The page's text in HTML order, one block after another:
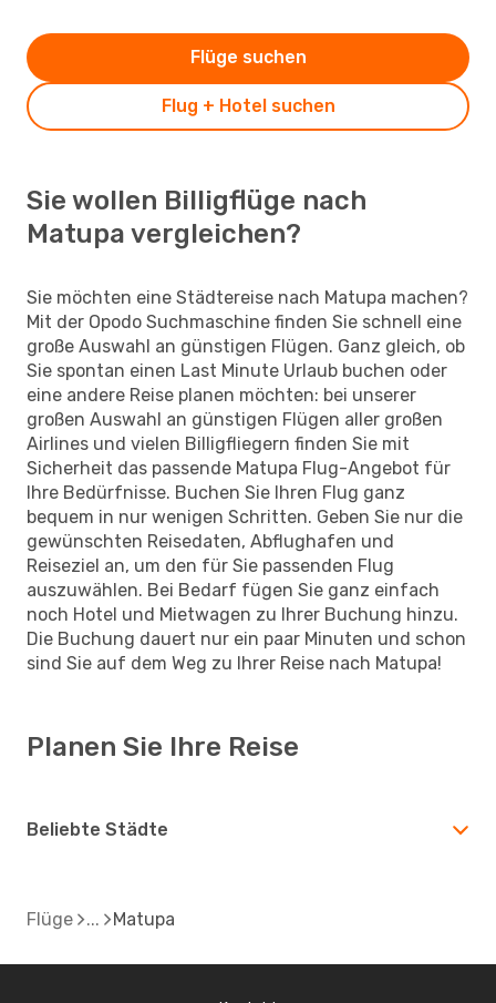
Flug + Hotel suchen
Flüge suchen
Sie wollen Billigflüge nach
Matupa vergleichen?
Sie möchten eine Städtereise nach Matupa machen?
Mit der Opodo Suchmaschine finden Sie schnell eine
große Auswahl an günstigen Flügen. Ganz gleich, ob
Sie spontan einen Last Minute Urlaub buchen oder
eine andere Reise planen möchten: bei unserer
großen Auswahl an günstigen Flügen aller großen
Airlines und vielen Billigfliegern finden Sie mit
Sicherheit das passende Matupa Flug-Angebot für
Ihre Bedürfnisse. Buchen Sie Ihren Flug ganz
bequem in nur wenigen Schritten. Geben Sie nur die
gewünschten Reisedaten, Abflughafen und
Reiseziel an, um den für Sie passenden Flug
auszuwählen. Bei Bedarf fügen Sie ganz einfach
noch Hotel und Mietwagen zu Ihrer Buchung hinzu.
Die Buchung dauert nur ein paar Minuten und schon
sind Sie auf dem Weg zu Ihrer Reise nach Matupa!
Planen Sie Ihre Reise
Beliebte Städte
Flüge Matupa